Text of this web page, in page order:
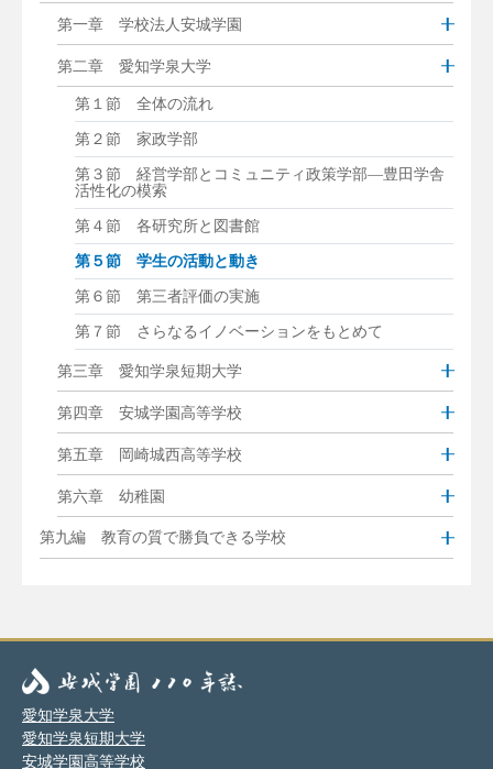
第一章 学校法人安城学園
第二章 愛知学泉大学
第１節 全体の流れ
第２節 家政学部
第３節 経営学部とコミュニティ政策学部―豊田学舎
活性化の模索
第４節 各研究所と図書館
第５節 学生の活動と動き
第６節 第三者評価の実施
第７節 さらなるイノベーションをもとめて
第三章 愛知学泉短期大学
第四章 安城学園高等学校
第五章 岡崎城西高等学校
第六章 幼稚園
第九編 教育の質で勝負できる学校
愛知学泉大学
愛知学泉短期大学
安城学園高等学校